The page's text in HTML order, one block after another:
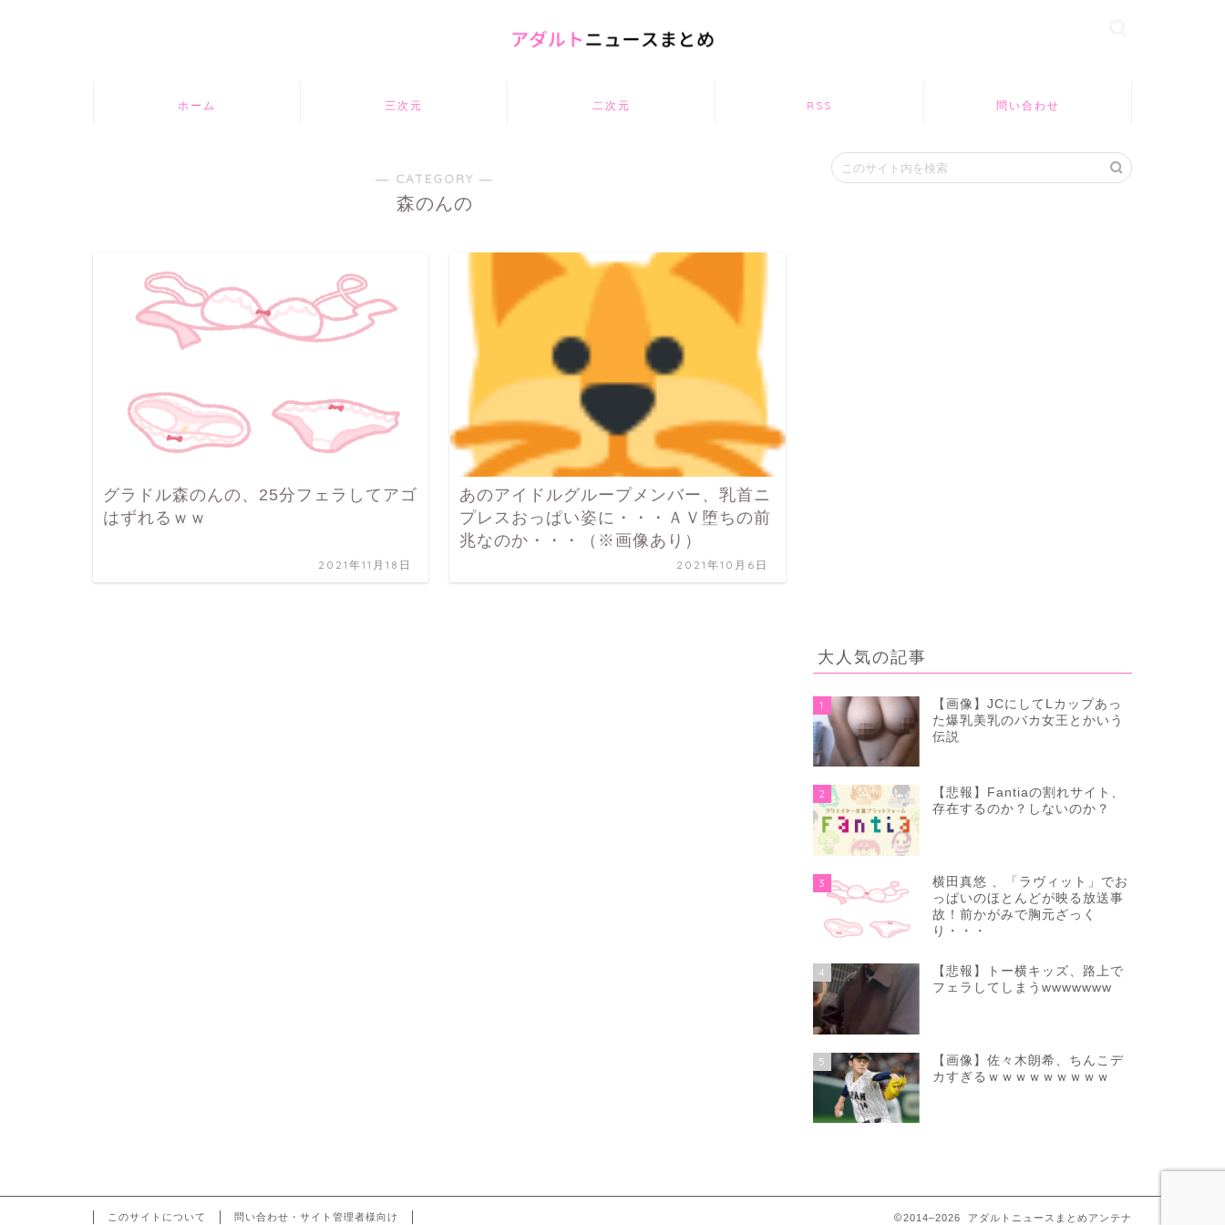
ホーム 三次元 二次元 RSS 問い合わせ
― CATEGORY ―
森のんの
グラドル森のんの、25分フェラしてアゴ
はずれるｗｗ
2021年11月18日
あのアイドルグループメンバー、乳首ニ
プレスおっぱい姿に・・・ＡＶ堕ちの前
兆なのか・・・（※画像あり）
2021年10月6日
大人気の記事
1
【画像】JCにしてLカップあっ
た爆乳美乳のバカ女王とかいう
伝説
2
【悲報】Fantiaの割れサイト、
存在するのか？しないのか？
3
横田真悠 、「ラヴィット」でお
っぱいのほとんどが映る放送事
故！前かがみで胸元ざっく
り・・・
4
【悲報】トー横キッズ、路上で
フェラしてしまうwwwwwww
5
【画像】佐々木朗希、ちんこデ
カすぎるｗｗｗｗｗｗｗｗｗ
このサイトについて 問い合わせ・サイト管理者様向け 2014–2026 アダルトニュースまとめアンテナ